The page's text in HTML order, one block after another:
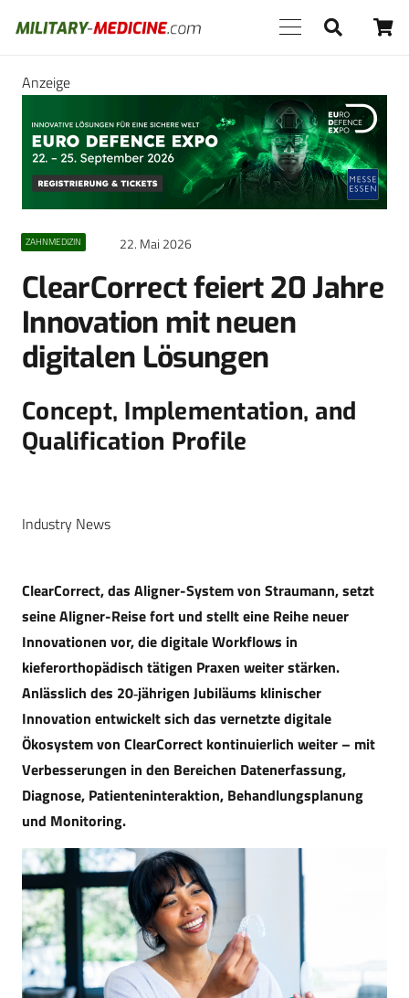
Anzeige
ZAHNMEDIZIN 22. Mai 2026
ClearCorrect feiert 20 Jahre
Innovation mit neuen
digitalen Lösungen
Concept, Implementation, and
Qualification Profile
Industry News
ClearCorrect, das Aligner-System von Straumann, setzt
seine Aligner-Reise fort und stellt eine Reihe neuer
Innovationen vor, die digitale Workflows in
kieferorthopädisch tätigen Praxen weiter stärken.
Anlässlich des 20‑jährigen Jubiläums klinischer
Innovation entwickelt sich das vernetzte digitale
Ökosystem von ClearCorrect kontinuierlich weiter – mit
Verbesserungen in den Bereichen Datenerfassung,
Diagnose, Patienteninteraktion, Behandlungsplanung
und Monitoring.